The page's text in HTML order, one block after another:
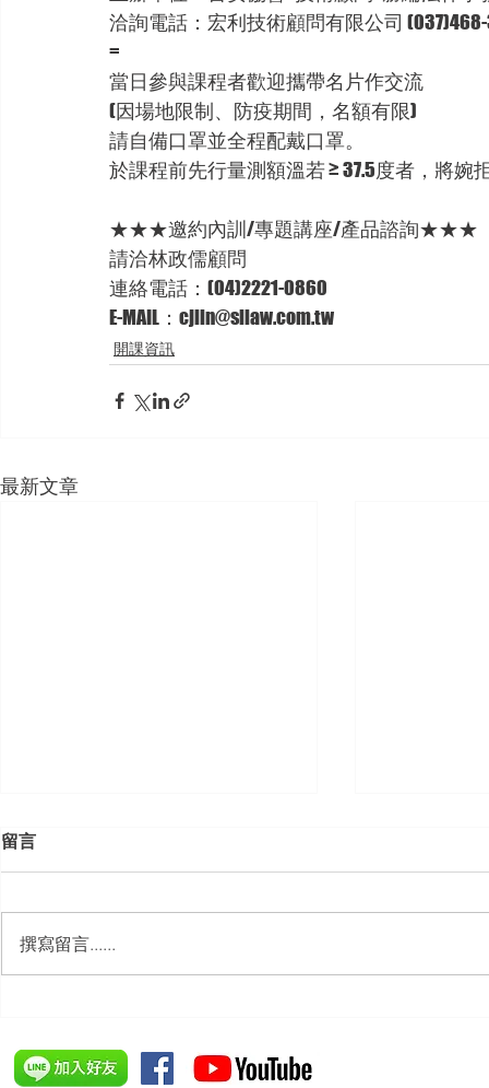
洽詢電話：宏利技術顧問有限公司
=
當日參與課程者歡迎攜帶名片作交流
(因場地限制、防疫期間，名額有限)
請自備口罩並全程配戴口罩。
於課程前先行量測額溫若 ≥ 37.5度者，將婉
★★★邀約內訓/專題講座/產品諮詢★★★
請洽林政儒顧問
連絡電話：(04)2221-0860
E-MAIL：cjlin@sllaw.com.tw
開課資訊
最新文章
座談會(桃園場)）邀請本所所
留言
撰寫留言......